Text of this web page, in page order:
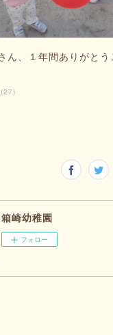
ん、１年間ありがとう
(27)
箱崎幼稚園
フォロー